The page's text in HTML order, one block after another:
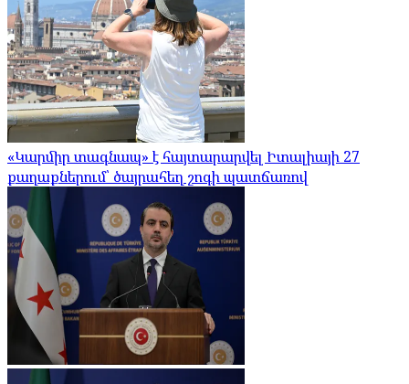
«Կարմիր տագնապ» է հայտարարվել Իտալիայի 27
քաղաքներում՝ ծայրահեղ շոգի պատճառով